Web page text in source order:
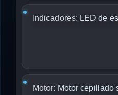
Indicadores: LED de
Motor: Motor cepillado